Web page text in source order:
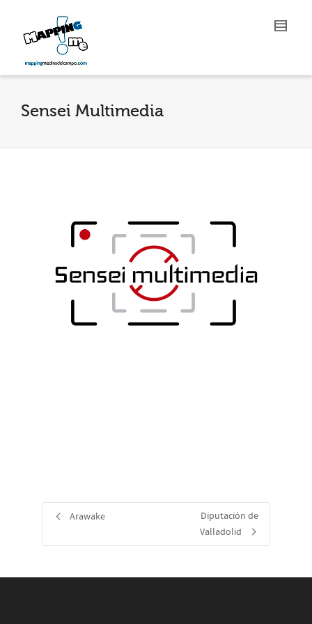
Sensei Multimedia
Arawake
Diputación de
Valladolid